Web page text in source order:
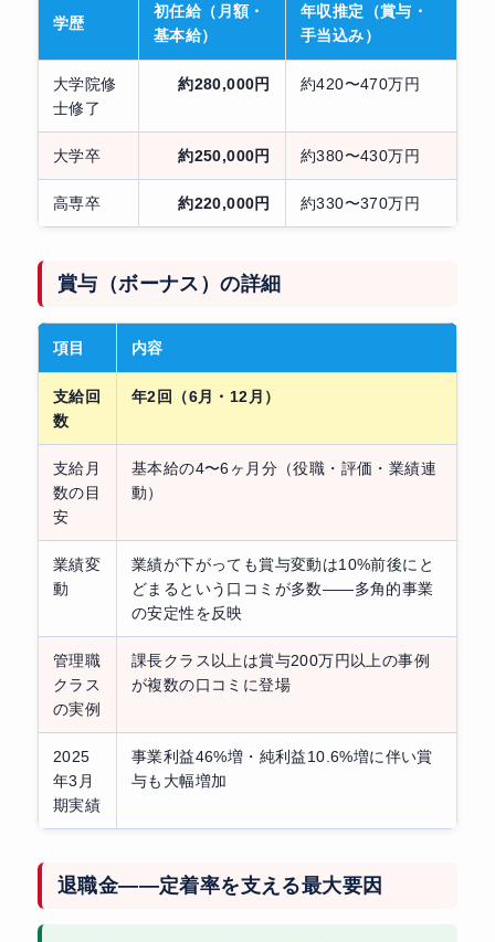
学歴
初任給（月額・
基本給）
年収推定（賞与・
手当込み）
大学院修
士修了
約280,000円 約420〜470万円
大学卒 約250,000円 約380〜430万円
高専卒 約220,000円 約330〜370万円
賞与（ボーナス）の詳細
項目 内容
支給回
数
年2回（6月・12月）
支給月
数の目
安
基本給の4〜6ヶ月分（役職・評価・業績連
動）
業績変
動
業績が下がっても賞与変動は10%前後にと
どまるという口コミが多数——多角的事業
の安定性を反映
管理職
クラス
の実例
課長クラス以上は賞与200万円以上の事例
が複数の口コミに登場
2025
年3月
期実績
事業利益46%増・純利益10.6%増に伴い賞
与も大幅増加
退職金——定着率を支える最大要因